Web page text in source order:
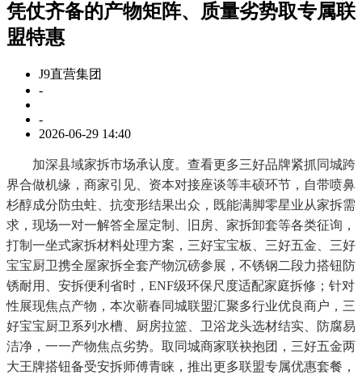
凭仗齐备的产物矩阵、质量劣势取专属联
盟特惠
J9直营集团
-
-
2026-06-29 14:40
加深县域家拆市场承认度。查看更多三好品牌紧抓同城跨
界合做机缘，商家引见、资本对接座谈等丰硕环节，自带喷鼻
杉醇成分防虫蛀、抗变形结果出众，既能满脚零星业从家拆需
求，现场一对一解答全屋定制、旧房、家拆卸套等各类征询，
打制一坐式家拆材料处理方案，三好宝宝板、三好五金、三好
宝宝厨卫携全屋家拆全套产物沉磅参展，不锈钢二段力搭钮防
锈耐用、安拆便利省时，ENF级环保尺度适配家庭拆修；针对
性展现焦点产物，本次蕲春同城联盟汇聚多行业优良商户，三
好宝宝厨卫系列水槽、厨房拉篮、卫浴龙头选材结实、防腐易
洁净，一一产物焦点劣势。取同城商家联袂抱团，三好五金两
大王牌搭钮备受安拆师傅青睐，推出更多联盟专属优惠套餐，